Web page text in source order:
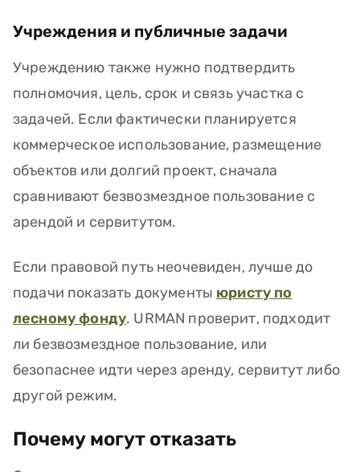
Учреждения и публичные задачи
Учреждению также нужно подтвердить
полномочия, цель, срок и связь участка с
задачей. Если фактически планируется
коммерческое использование, размещение
объектов или долгий проект, сначала
сравнивают безвозмездное пользование с
арендой и сервитутом.
Если правовой путь неочевиден, лучше до
подачи показать документы юристу по
лесному фонду. URMAN проверит, подходит
ли безвозмездное пользование, или
безопаснее идти через аренду, сервитут либо
другой режим.
Почему могут отказать